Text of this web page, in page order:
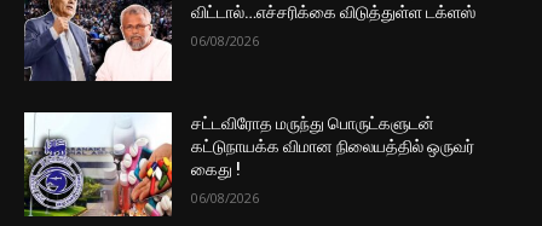
விட்டால்…எச்சரிக்கை விடுத்துள்ள டக்ளஸ்
06/08/2026
சட்டவிரோத மருந்து பொருட்களுடன்
கட்டுநாயக்க விமான நிலையத்தில் ஒருவர்
கைது !
06/08/2026